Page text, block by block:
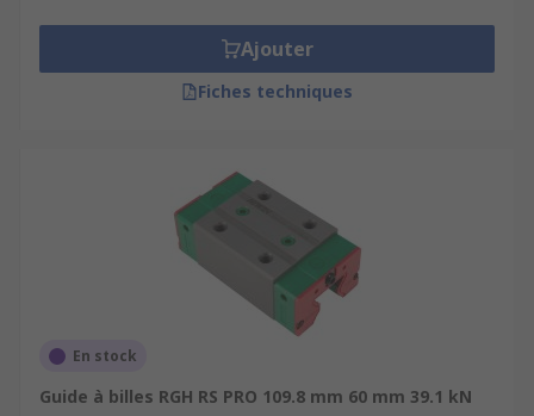
Ajouter
Fiches techniques
En stock
Guide à billes RGH RS PRO 109.8 mm 60 mm 39.1 kN